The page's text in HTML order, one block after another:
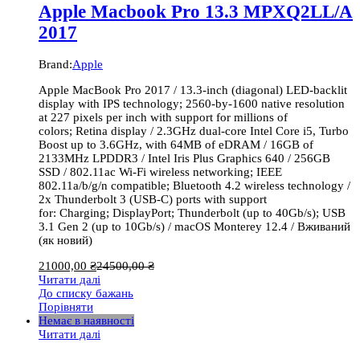
Apple Macbook Pro 13.3 MPXQ2LL/A
2017
Brand:Apple
Apple MacBook Pro 2017 / 13.3-inch (diagonal) LED-backlit
display with IPS technology; 2560-by-1600 native resolution
at 227 pixels per inch with support for millions of
colors; Retina display / 2.3GHz dual-core Intel Core i5, Turbo
Boost up to 3.6GHz, with 64MB of eDRAM / 16GB of
2133MHz LPDDR3 / Intel Iris Plus Graphics 640 / 256GB
SSD / 802.11ac Wi-Fi wireless networking; IEEE
802.11a/b/g/n compatible; Bluetooth 4.2 wireless technology /
2x Thunderbolt 3 (USB-C) ports with support
for: Charging; DisplayPort; Thunderbolt (up to 40Gb/s); USB
3.1 Gen 2 (up to 10Gb/s) / macOS Monterey 12.4 / Вживаний
(як новий)
21000,00 ₴24500,00₴
Читати далі
До списку бажань
Порівняти
Немає в наявності
Читати далі